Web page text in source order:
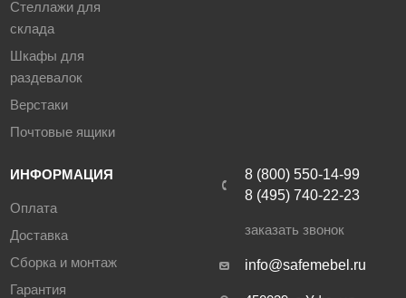
Стеллажи для
склада
Шкафы для
раздевалок
Верстаки
Почтовые ящики
ИНФОРМАЦИЯ
Оплата
Доставка
Сборка и монтаж
Гарантия
8 (800) 550-14-99
8 (495) 740-22-23
заказать звонок
info@safemebel.ru